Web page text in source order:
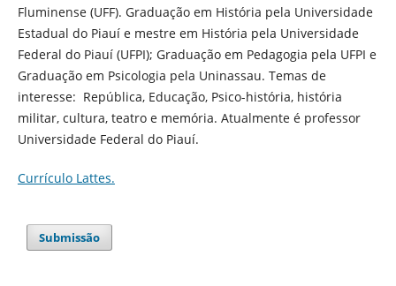
Fluminense (UFF). Graduação em História pela Universidade
Estadual do Piauí e mestre em História pela Universidade
Federal do Piauí (UFPI); Graduação em Pedagogia pela UFPI e
Graduação em Psicologia pela Uninassau. Temas de
interesse: República, Educação, Psico-história, história
militar, cultura, teatro e memória. Atualmente é professor
Universidade Federal do Piauí.
Currículo Lattes.
Submissão